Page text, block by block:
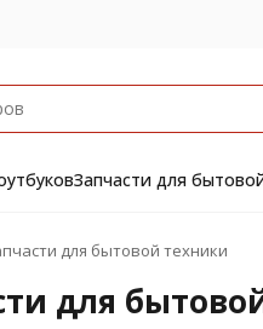
Запчасти для
для бытовой техники
для